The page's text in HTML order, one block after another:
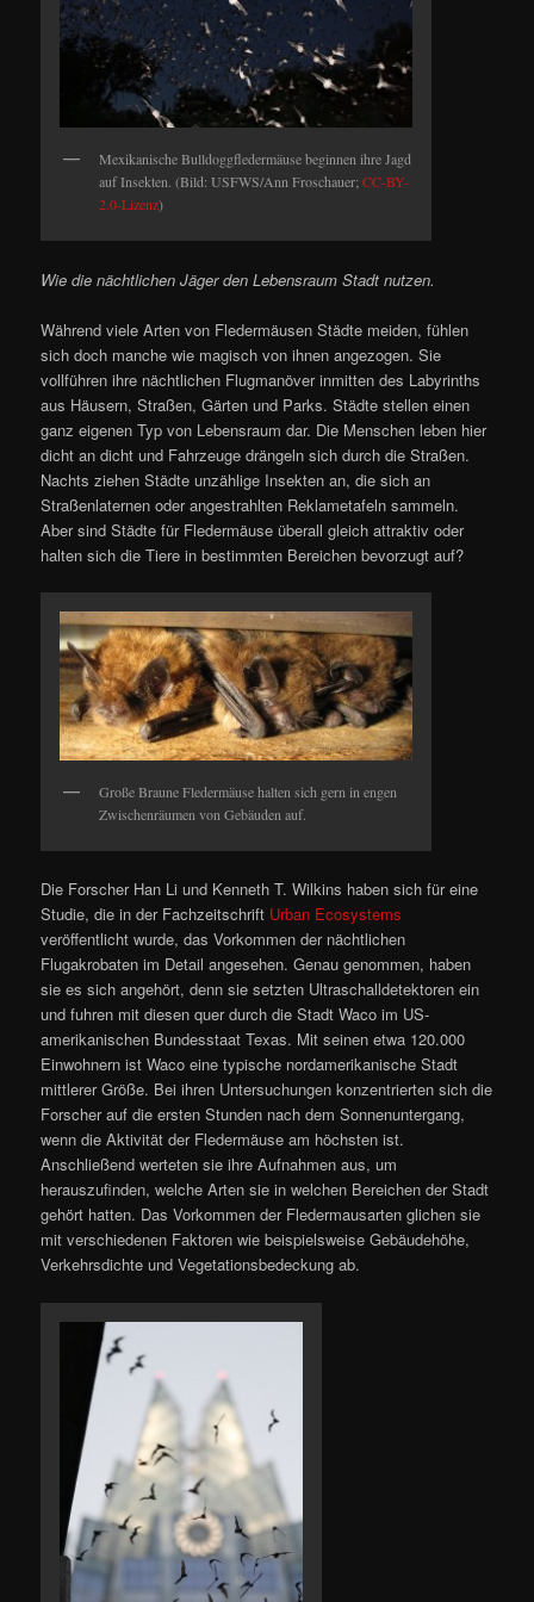
Mexikanische Bulldoggfledermäuse beginnen ihre Jagd
auf Insekten. (Bild: USFWS/Ann Froschauer;CC-BY-
2.0-Lizenz)
Wie die nächtlichen Jäger den Lebensraum Stadt nutzen.
Während viele Arten von Fledermäusen Städte meiden, fühlen
sich doch manche wie magisch von ihnen angezogen. Sie
vollführen ihre nächtlichen Flugmanöver inmitten des Labyrinths
aus Häusern, Straßen, Gärten und Parks. Städte stellen einen
ganz eigenen Typ von Lebensraum dar. Die Menschen leben hier
dicht an dicht und Fahrzeuge drängeln sich durch die Straßen.
Nachts ziehen Städte unzählige Insekten an, die sich an
Straßenlaternen oder angestrahlten Reklametafeln sammeln.
Aber sind Städte für Fledermäuse überall gleich attraktiv oder
halten sich die Tiere in bestimmten Bereichen bevorzugt auf?
Große Braune Fledermäuse halten sich gern in engen
Zwischenräumen von Gebäuden auf.
Die Forscher Han Li und Kenneth T. Wilkins haben sich für eine
Studie, die in der Fachzeitschrift Urban Ecosystems
veröffentlicht wurde, das Vorkommen der nächtlichen
Flugakrobaten im Detail angesehen. Genau genommen, haben
sie es sich angehört, denn sie setzten Ultraschalldetektoren ein
und fuhren mit diesen quer durch die Stadt Waco im US-
amerikanischen Bundesstaat Texas. Mit seinen etwa 120.000
Einwohnern ist Waco eine typische nordamerikanische Stadt
mittlerer Größe. Bei ihren Untersuchungen konzentrierten sich die
Forscher auf die ersten Stunden nach dem Sonnenuntergang,
wenn die Aktivität der Fledermäuse am höchsten ist.
Anschließend werteten sie ihre Aufnahmen aus, um
herauszufinden, welche Arten sie in welchen Bereichen der Stadt
gehört hatten. Das Vorkommen der Fledermausarten glichen sie
mit verschiedenen Faktoren wie beispielsweise Gebäudehöhe,
Verkehrsdichte und Vegetationsbedeckung ab.